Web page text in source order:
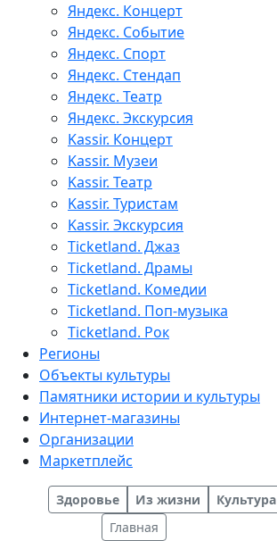
Яндекс. Концерт
Яндекс. Событие
Яндекс. Спорт
Яндекс. Стендап
Яндекс. Театр
Яндекс. Экскурсия
Kassir. Концерт
Kassir. Музеи
Kassir. Театр
Kassir. Туристам
Kassir. Экскурсия
Ticketland. Джаз
Ticketland. Драмы
Ticketland. Комедии
Ticketland. Поп-музыка
Ticketland. Рок
Регионы
Объекты культуры
Памятники истории и культуры
Интернет-магазины
Организации
Маркетплейс
Здоровье Из жизни Культура
Главная